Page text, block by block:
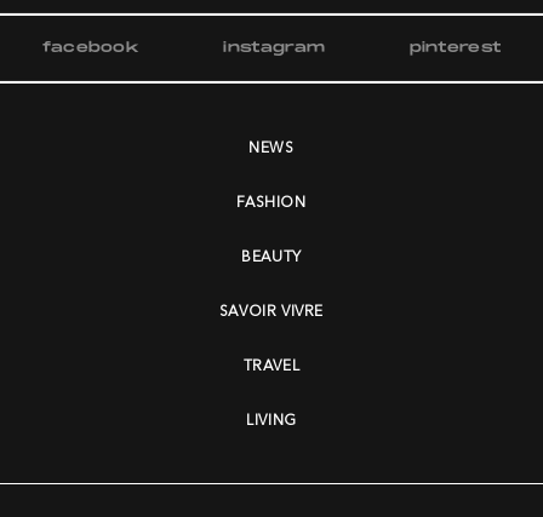
facebook instagram pinterest
NEWS
FASHION
BEAUTY
SAVOIR VIVRE
TRAVEL
LIVING